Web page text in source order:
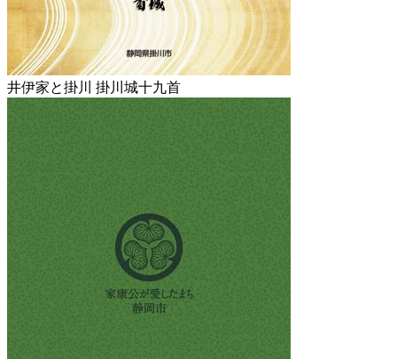
井伊家と掛川 掛川城十九首